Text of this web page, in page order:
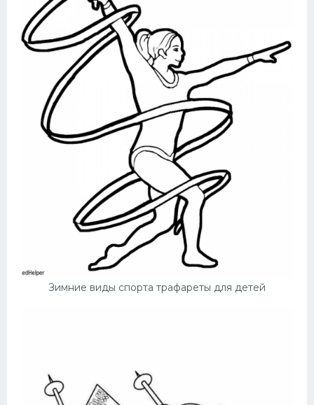
Зимние виды спорта трафареты для детей